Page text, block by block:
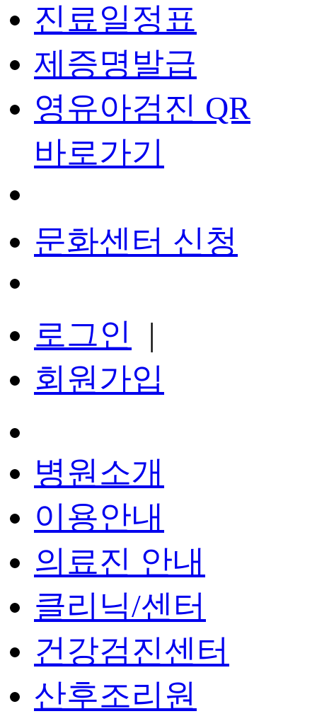
진료일정표
제증명발급
영유아검진 QR
바로가기
문화센터 신청
로그인
|
회원가입
병원소개
이용안내
의료진 안내
클리닉/센터
건강검진센터
산후조리원